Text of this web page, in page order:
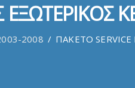
ΕΞΩΤΕΡΙΚΟΣ
2008 / ΠΑΚΕΤΟ